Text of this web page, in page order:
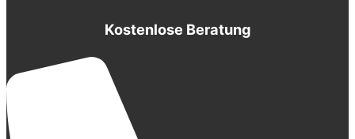
Kostenlose Beratung